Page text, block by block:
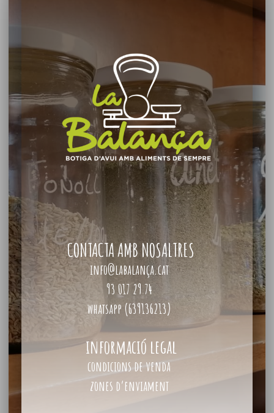
CONTACTA AMB NOSALTRES
info@labalança.cat
93 017 29 74
whatsapp (639136213)
informació legal
condicions de venda
zones d’enviament